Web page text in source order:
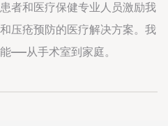
者和医疗保健专业人员激励我
压疮预防的医疗解决方案。我
——从手术室到家庭。